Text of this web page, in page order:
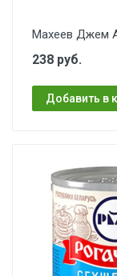
Махеев Джем
238 руб.
Добавить в